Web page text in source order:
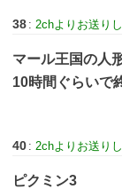
38 : 2chよりお送り
マール王国の人
10時間ぐらいで
40 : 2chよりお送り
ピクミン3